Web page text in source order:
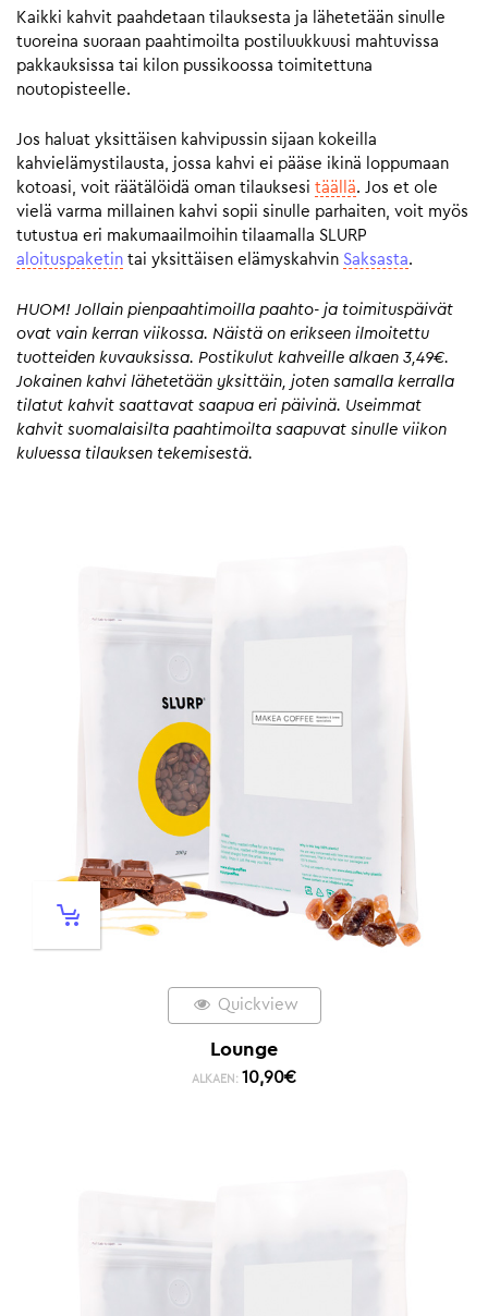
Kaikki kahvit paahdetaan tilauksesta ja lähetetään sinulle
tuoreina suoraan paahtimoilta postiluukkuusi mahtuvissa
pakkauksissa tai kilon pussikoossa toimitettuna
noutopisteelle.
Jos haluat yksittäisen kahvipussin sijaan kokeilla
kahvielämystilausta, jossa kahvi ei pääse ikinä loppumaan
kotoasi, voit räätälöidä oman tilauksesi täällä. Jos et ole
vielä varma millainen kahvi sopii sinulle parhaiten, voit myös
tutustua eri makumaailmoihin tilaamalla SLURP
aloituspaketin tai yksittäisen elämyskahvin Saksasta.
HUOM! Jollain pienpaahtimoilla paahto- ja toimituspäivät
ovat vain kerran viikossa. Näistä on erikseen ilmoitettu
tuotteiden kuvauksissa. Postikulut kahveille alkaen 3,49€.
Jokainen kahvi lähetetään yksittäin, joten samalla kerralla
tilatut kahvit saattavat saapua eri päivinä. Useimmat
kahvit suomalaisilta paahtimoilta saapuvat sinulle viikon
kuluessa tilauksen tekemisestä.
Quickview
Lounge
ALKAEN: 10,90€